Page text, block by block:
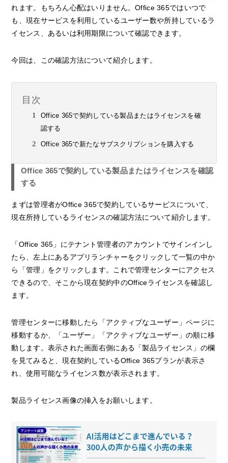
れます。もちろん心配はいりません。Office 365ではいつで
も、現在サービスを利用しているユーザー数や所持しているラ
イセンス、あるいは利用期限について確認できます。
今回は、この確認方法について紹介します。
目次
Office 365で契約している製品またはライセンスを確
認する
Office 365で新たなサブスクリプションを購入する
Office 365で契約している製品またはライセンスを確認
する
まずは管理者がOffice 365で契約しているサービスについて、
現在所持しているライセンスの確認方法について紹介します。
「Office 365」にテナント管理者のアカウントでサインインし
たら、左上にあるアプリランチャーをクリックして一覧の中か
ら「管理」をクリックします。これで管理センターにアクセス
できるので、そこから現在契約中のOfficeライセンスを確認し
ます。
管理センターに移動したら「アクティブなユーザー」ページに
移動するか、「ユーザー」「アクティブなユーザー」の順に移
動します。表示された画面右側にある「製品ライセンス」の欄
を見てみると、現在契約しているOffice 365プランが表示さ
れ、使用可能なライセンス数が表示されます。
製品ライセンス画像の挿入をお願いします。